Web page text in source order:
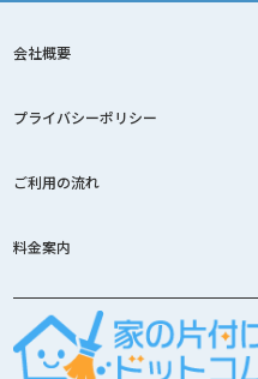
会社概要
プライバシーポリシー
ご利用の流れ
料金案内